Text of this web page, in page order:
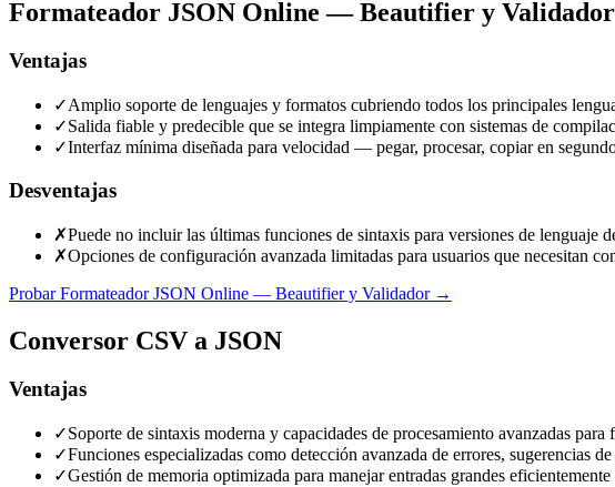
Formateador JSON Online — Beautifier y Validador
Ventajas
✓Amplio soporte de lenguajes y formatos cubriendo todos los principales
✓Salida fiable y predecible que se integra limpiamente con sistemas de
✓Interfaz mínima diseñada para velocidad — pegar, procesar, copiar en
Desventajas
✗Puede no incluir las últimas funciones de sintaxis para versiones de lenguaje
✗Opciones de configuración avanzada limitadas para usuarios que necesitan
Probar Formateador JSON Online — Beautifier y Validador→
Conversor CSV a JSON
Ventajas
✓Soporte de sintaxis moderna y capacidades de procesamiento avanzadas
✓Funciones especializadas como detección avanzada de errores, sugerencias
✓Gestión de memoria optimizada para manejar entradas grandes